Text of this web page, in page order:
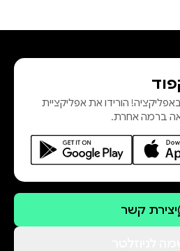
הורידו את אפליקציית
ברמה אחרת.
יצירת קשר